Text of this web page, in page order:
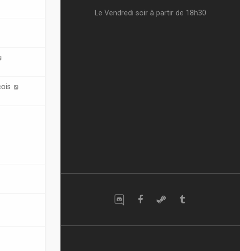
Le Vendredi soir à partir de 18h30